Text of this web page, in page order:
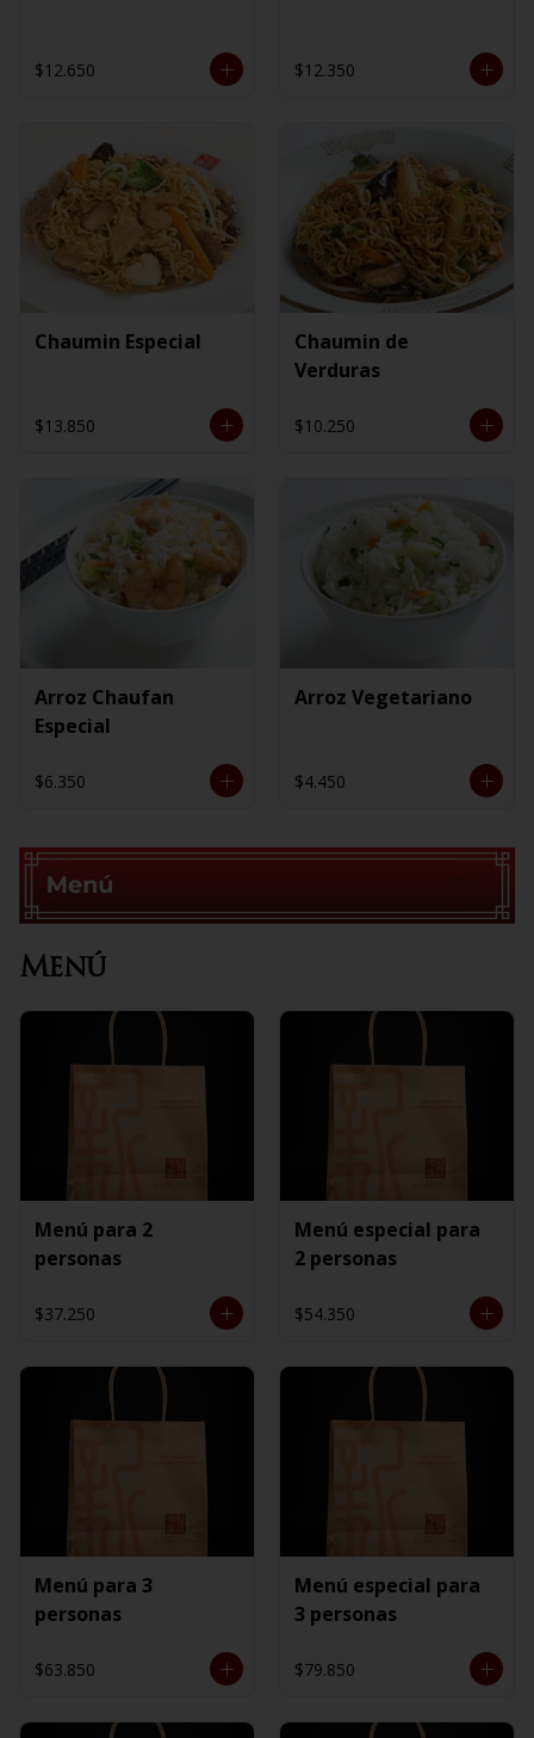
$12.650 $12.350
Chaumin Especial
$13.850
Chaumin de
Verduras
$10.250
Arroz Chaufan
Especial
$6.350
Arroz Vegetariano
$4.450
Menú
Menú para 2
personas
$37.250
Menú especial para
2 personas
$54.350
Menú para 3
personas
$63.850
Menú especial para
3 personas
$79.850